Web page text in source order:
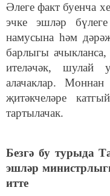
Әлеге факт буенча
эчке эшләр бүлеге
намусына һәм
барлыгы ачыкланса,
ителәчәк, шулай
алачаклар.
җитәкчеләре
тартылачак.
Безгә бу турыда
эшләр
итте